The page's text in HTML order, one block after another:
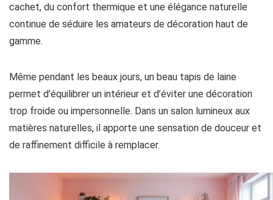
cachet, du confort thermique et une élégance naturelle
continue de séduire les amateurs de décoration haut de
gamme.
Même pendant les beaux jours, un beau tapis de laine
permet d’équilibrer un intérieur et d’éviter une décoration
trop froide ou impersonnelle. Dans un salon lumineux aux
matières naturelles, il apporte une sensation de douceur et
de raffinement difficile à remplacer.